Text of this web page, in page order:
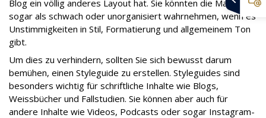
Blog ein völlig anderes Layout hat. Sie könnten die Marke
sogar als schwach oder unorganisiert wahrnehmen, wenn es
Unstimmigkeiten in Stil, Formatierung und allgemeinem Ton
gibt.
Um dies zu verhindern, sollten Sie sich bewusst darum
bemühen, einen Styleguide zu erstellen. Styleguides sind
besonders wichtig für schriftliche Inhalte wie Blogs,
Weissbücher und Fallstudien. Sie können aber auch für
andere Inhalte wie Videos, Podcasts oder sogar Instagram-